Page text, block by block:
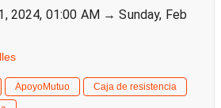
2024, 01:00 AM → Sunday, Feb
ApoyoMutuo
Caja de resistencia